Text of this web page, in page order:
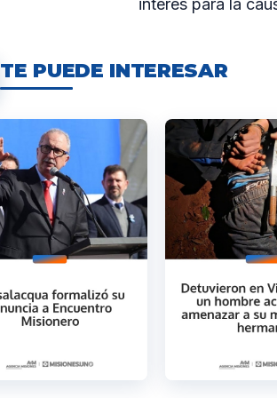
interés para la
TE PUEDE INTERESAR